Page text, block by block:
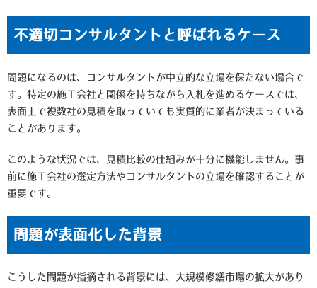
不適切コンサルタントと呼ばれるケース
問題になるのは、コンサルタントが中立的な立場を保たない場合で
す。特定の施工会社と関係を持ちながら入札を進めるケースでは、
表面上で複数社の見積を取っていても実質的に業者が決まっている
ことがあります。
このような状況では、見積比較の仕組みが十分に機能しません。事
前に施工会社の選定方法やコンサルタントの立場を確認することが
重要です。
問題が表面化した背景
こうした問題が指摘される背景には、大規模修繕市場の拡大があり